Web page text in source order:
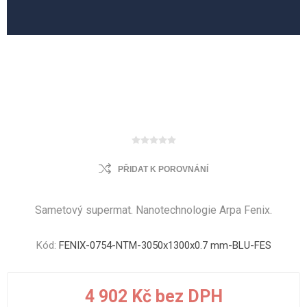
PŘIDAT K POROVNÁNÍ
Sametový supermat. Nanotechnologie Arpa Fenix.
Kód: FENIX-0754-NTM-3050x1300x0.7 mm-BLU-FES
4 902 Kč bez DPH